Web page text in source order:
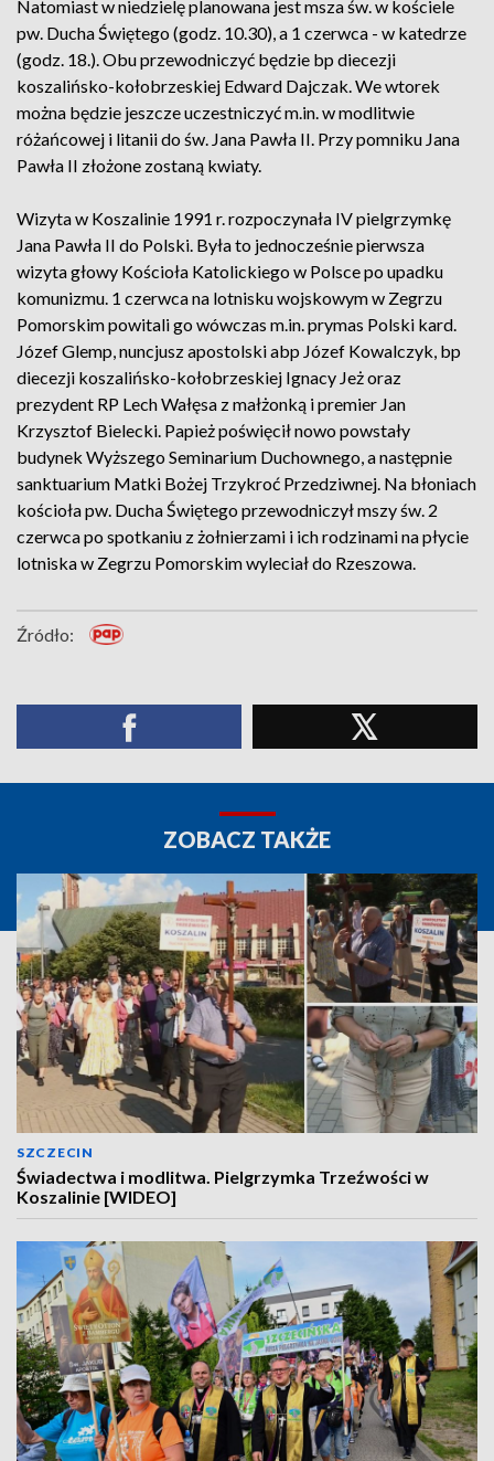
Natomiast w niedzielę planowana jest msza św. w kościele
pw. Ducha Świętego (godz. 10.30), a 1 czerwca - w katedrze
(godz. 18.). Obu przewodniczyć będzie bp diecezji
koszalińsko-kołobrzeskiej Edward Dajczak. We wtorek
można będzie jeszcze uczestniczyć m.in. w modlitwie
różańcowej i litanii do św. Jana Pawła II. Przy pomniku Jana
Pawła II złożone zostaną kwiaty.
Wizyta w Koszalinie 1991 r. rozpoczynała IV pielgrzymkę
Jana Pawła II do Polski. Była to jednocześnie pierwsza
wizyta głowy Kościoła Katolickiego w Polsce po upadku
komunizmu. 1 czerwca na lotnisku wojskowym w Zegrzu
Pomorskim powitali go wówczas m.in. prymas Polski kard.
Józef Glemp, nuncjusz apostolski abp Józef Kowalczyk, bp
diecezji koszalińsko-kołobrzeskiej Ignacy Jeż oraz
prezydent RP Lech Wałęsa z małżonką i premier Jan
Krzysztof Bielecki. Papież poświęcił nowo powstały
budynek Wyższego Seminarium Duchownego, a następnie
sanktuarium Matki Bożej Trzykroć Przedziwnej. Na błoniach
kościoła pw. Ducha Świętego przewodniczył mszy św. 2
czerwca po spotkaniu z żołnierzami i ich rodzinami na płycie
lotniska w Zegrzu Pomorskim wyleciał do Rzeszowa.
Źródło:
ZOBACZ TAKŻE
SZCZECIN
Świadectwa i modlitwa. Pielgrzymka Trzeźwości w
Koszalinie [WIDEO]